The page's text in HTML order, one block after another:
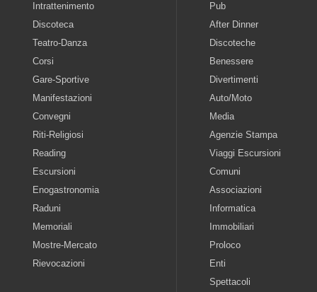
Intrattenimento
Discoteca
Teatro-Danza
Corsi
Gare-Sportive
Manifestazioni
Convegni
Riti-Religiosi
Reading
Escursioni
Enogastronomia
Raduni
Memoriali
Mostre-Mercato
Rievocazioni
Pub
After Dinner
Discoteche
Benessere
Divertimenti
Auto/Moto
Media
Agenzie Stampa
Viaggi Escursioni
Comuni
Associazioni
Informatica
Immobiliari
Proloco
Enti
Spettacoli